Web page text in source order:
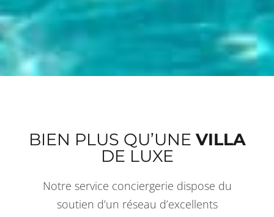
BIEN PLUS QU’UNE VILLA
DE LUXE
Notre service conciergerie dispose du
soutien d’un réseau d’excellents